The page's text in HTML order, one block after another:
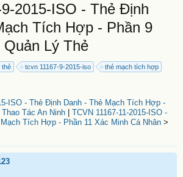
2015-ISO - Thẻ Định
Tích Hợp - Phần 9
Lý Thẻ
thẻ tcvn 11167-9-2015-iso
thẻ mạch tích hợp
ISO - Thẻ Định Danh - Thẻ Mạch Tích Hợp -
Tác An Ninh
TCVN 11167-11-2015-ISO -
Tích Hợp - Phần 11 Xác Minh Cá Nhân>